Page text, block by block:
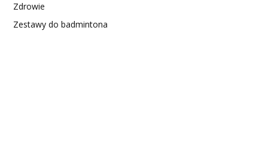
Zdrowie
Zestawy do badmintona